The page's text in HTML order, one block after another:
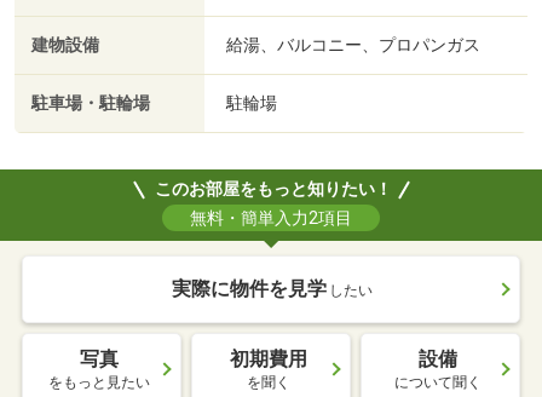
建物設備 給湯、バルコニー、プロパンガス
駐車場・駐輪場 駐輪場
このお部屋をもっと知りたい！
無料・簡単入力2項目
実際に物件を見学 したい
写真
をもっと見たい
初期費用
を聞く
設備
について聞く